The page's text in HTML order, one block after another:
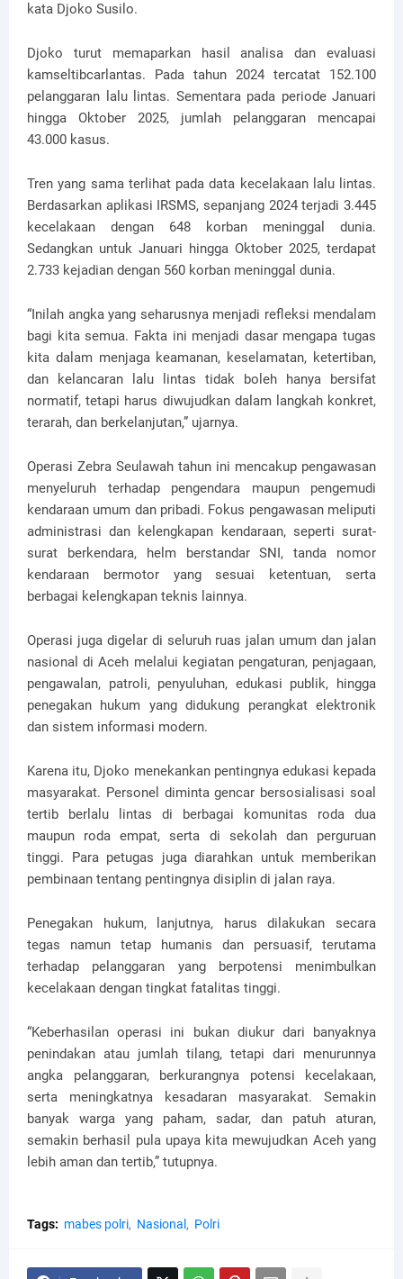
kata Djoko Susilo.
Djoko turut memaparkan hasil analisa dan evaluasi
kamseltibcarlantas. Pada tahun 2024 tercatat 152.100
pelanggaran lalu lintas. Sementara pada periode Januari
hingga Oktober 2025, jumlah pelanggaran mencapai
43.000 kasus.
Tren yang sama terlihat pada data kecelakaan lalu lintas.
Berdasarkan aplikasi IRSMS, sepanjang 2024 terjadi 3.445
kecelakaan dengan 648 korban meninggal dunia.
Sedangkan untuk Januari hingga Oktober 2025, terdapat
2.733 kejadian dengan 560 korban meninggal dunia.
“Inilah angka yang seharusnya menjadi refleksi mendalam
bagi kita semua. Fakta ini menjadi dasar mengapa tugas
kita dalam menjaga keamanan, keselamatan, ketertiban,
dan kelancaran lalu lintas tidak boleh hanya bersifat
normatif, tetapi harus diwujudkan dalam langkah konkret,
terarah, dan berkelanjutan,” ujarnya.
Operasi Zebra Seulawah tahun ini mencakup pengawasan
menyeluruh terhadap pengendara maupun pengemudi
kendaraan umum dan pribadi. Fokus pengawasan meliputi
administrasi dan kelengkapan kendaraan, seperti surat-
surat berkendara, helm berstandar SNI, tanda nomor
kendaraan bermotor yang sesuai ketentuan, serta
berbagai kelengkapan teknis lainnya.
Operasi juga digelar di seluruh ruas jalan umum dan jalan
nasional di Aceh melalui kegiatan pengaturan, penjagaan,
pengawalan, patroli, penyuluhan, edukasi publik, hingga
penegakan hukum yang didukung perangkat elektronik
dan sistem informasi modern.
Karena itu, Djoko menekankan pentingnya edukasi kepada
masyarakat. Personel diminta gencar bersosialisasi soal
tertib berlalu lintas di berbagai komunitas roda dua
maupun roda empat, serta di sekolah dan perguruan
tinggi. Para petugas juga diarahkan untuk memberikan
pembinaan tentang pentingnya disiplin di jalan raya.
Penegakan hukum, lanjutnya, harus dilakukan secara
tegas namun tetap humanis dan persuasif, terutama
terhadap pelanggaran yang berpotensi menimbulkan
kecelakaan dengan tingkat fatalitas tinggi.
“Keberhasilan operasi ini bukan diukur dari banyaknya
penindakan atau jumlah tilang, tetapi dari menurunnya
angka pelanggaran, berkurangnya potensi kecelakaan,
serta meningkatnya kesadaran masyarakat. Semakin
banyak warga yang paham, sadar, dan patuh aturan,
semakin berhasil pula upaya kita mewujudkan Aceh yang
lebih aman dan tertib,” tutupnya.
Tags: mabes polri Nasional Polri